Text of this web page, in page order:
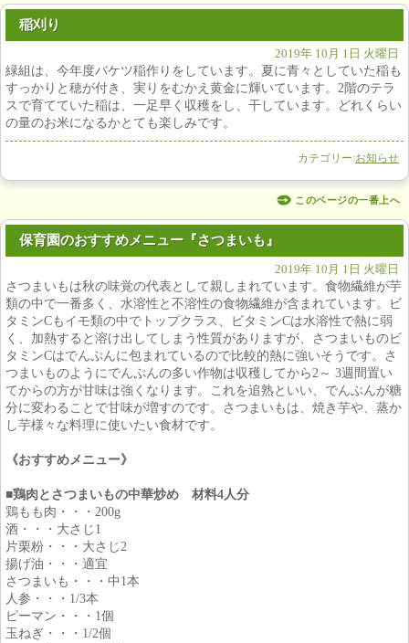
稲刈り
2019年 10月 1日 火曜日
緑組は、今年度バケツ稲作りをしています。夏に青々としていた稲も
すっかりと穂が付き、実りをむかえ黄金に輝いています。2階のテラ
スで育てていた稲は、一足早く収穫をし、干しています。どれくらい
の量のお米になるかとても楽しみです。
カテゴリー:お知らせ
このページの一番上へ
保育園のおすすめメニュー『さつまいも』
2019年 10月 1日 火曜日
さつまいもは秋の味覚の代表として親しまれています。食物繊維が芋
類の中で一番多く、水溶性と不溶性の食物繊維が含まれています。ビ
タミンCもイモ類の中でトップクラス、ビタミンCは水溶性で熱に弱
く、加熱すると溶け出してしまう性質がありますが、さつまいものビ
タミンCはでんぷんに包まれているので比較的熱に強いそうです。さ
つまいものようにでんぷんの多い作物は収穫してから2～ 3週間置い
てからの方が甘味は強くなります。これを追熟といい、でんぶんが糖
分に変わることで甘味が増すのです。さつまいもは、焼き芋や、蒸か
し芋様々な料理に使いたい食材です。
《おすすめメニュー》
■鶏肉とさつまいもの中華炒め 材料4人分
鶏もも肉・・・200g
酒・・・大さじ1
片栗粉・・・大さじ2
揚げ油・・・適宜
さつまいも・・・中1本
人参・・・1/3本
ピーマン・・・1個
玉ねぎ・・・1/2個